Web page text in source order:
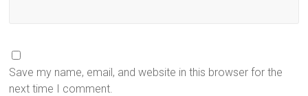
Save my name, email, and website in this browser for the
next time I comment.